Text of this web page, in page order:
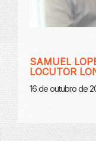
SAMUEL
LOCUTOR
16 de outubro de